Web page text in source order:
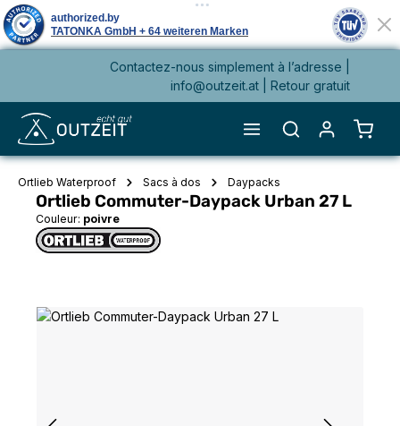
Contactez-nous simplement à l’adresse |
info@outzeit.at
| Retour gratuit
Le
Ortlieb Waterproof Sacs à dos Daypacks
Ortlieb Commuter-Daypack Urban 27 L
Couleur: poivre
Ignorer la galerie d'images